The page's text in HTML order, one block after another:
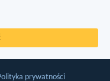
prywatności